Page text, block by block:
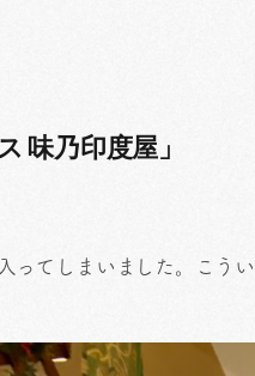
味乃印度屋」
ってしまいました。こう